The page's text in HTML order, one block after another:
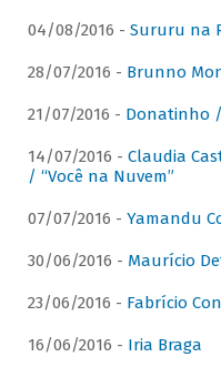
04/08/2016 - Sururu na
28/07/2016 - Brunno
21/07/2016 - Donatinho /
14/07/2016 - Claudia
/ “Você na Nuvem”
07/07/2016 - Yamandu
30/06/2016 - Maurício
23/06/2016 - Fabrício
16/06/2016 - Iria Braga